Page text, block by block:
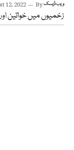
12, 2022 Byویب ڈیسک
زخمیوں میں خواتین